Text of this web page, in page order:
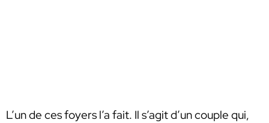
L’un de ces foyers l’a fait. Il s’agit d’un couple qui,